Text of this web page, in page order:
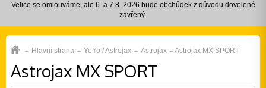
Velice se omlouváme, ale 6. a 7.8. 2026 bude obchůdek z důvodu dovolené
zavřený.
Hlavní strana YoYo / Astrojax Astrojax Astrojax MX SPORT
Astrojax MX SPORT